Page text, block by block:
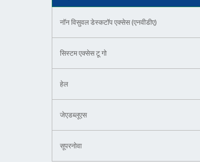
नॉन विसुवल डेस्कटॉप एक्सेस (एनवीडीए)
सिस्टम एक्सेस टू गो
हेल
जेएडब्लू‍एस
सूपरनोवा